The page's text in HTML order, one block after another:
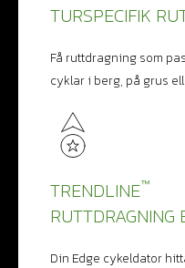
TURSPECIFIK
Få ruttdragning som
cyklar i berg, på grus
TRENDLINE™
Din Edge cykeldator